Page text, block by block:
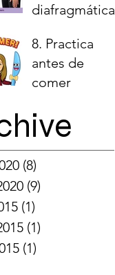
diafragmática.
8. Practica
antes de
comer
(8)
(9)
(1)
(1)
(1)